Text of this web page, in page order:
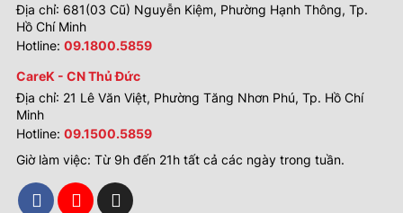
Địa chỉ: 681(03 Cũ) Nguyễn Kiệm, Phường Hạnh Thông, Tp.
Hồ Chí Minh
Hotline: 09.1800.5859
CareK - CN Thủ Đức
Địa chỉ: 21 Lê Văn Việt, Phường Tăng Nhơn Phú, Tp. Hồ Chí
Minh
Hotline: 09.1500.5859
Giờ làm việc: Từ 9h đến 21h tất cả các ngày trong tuần.